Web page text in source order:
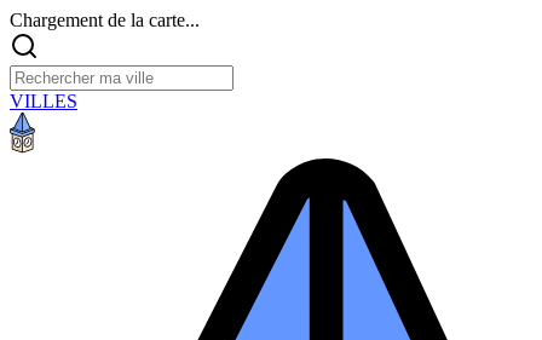
Chargement de la carte...
VILLES